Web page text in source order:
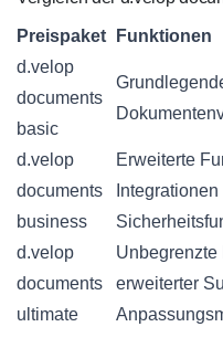
Preispaket Funktionen
d.velop
documents
basic
d.velop
documents
business
Erweiterte
Integrationen
d.velop
documents
ultimate
Unbegrenzte
erweiterter